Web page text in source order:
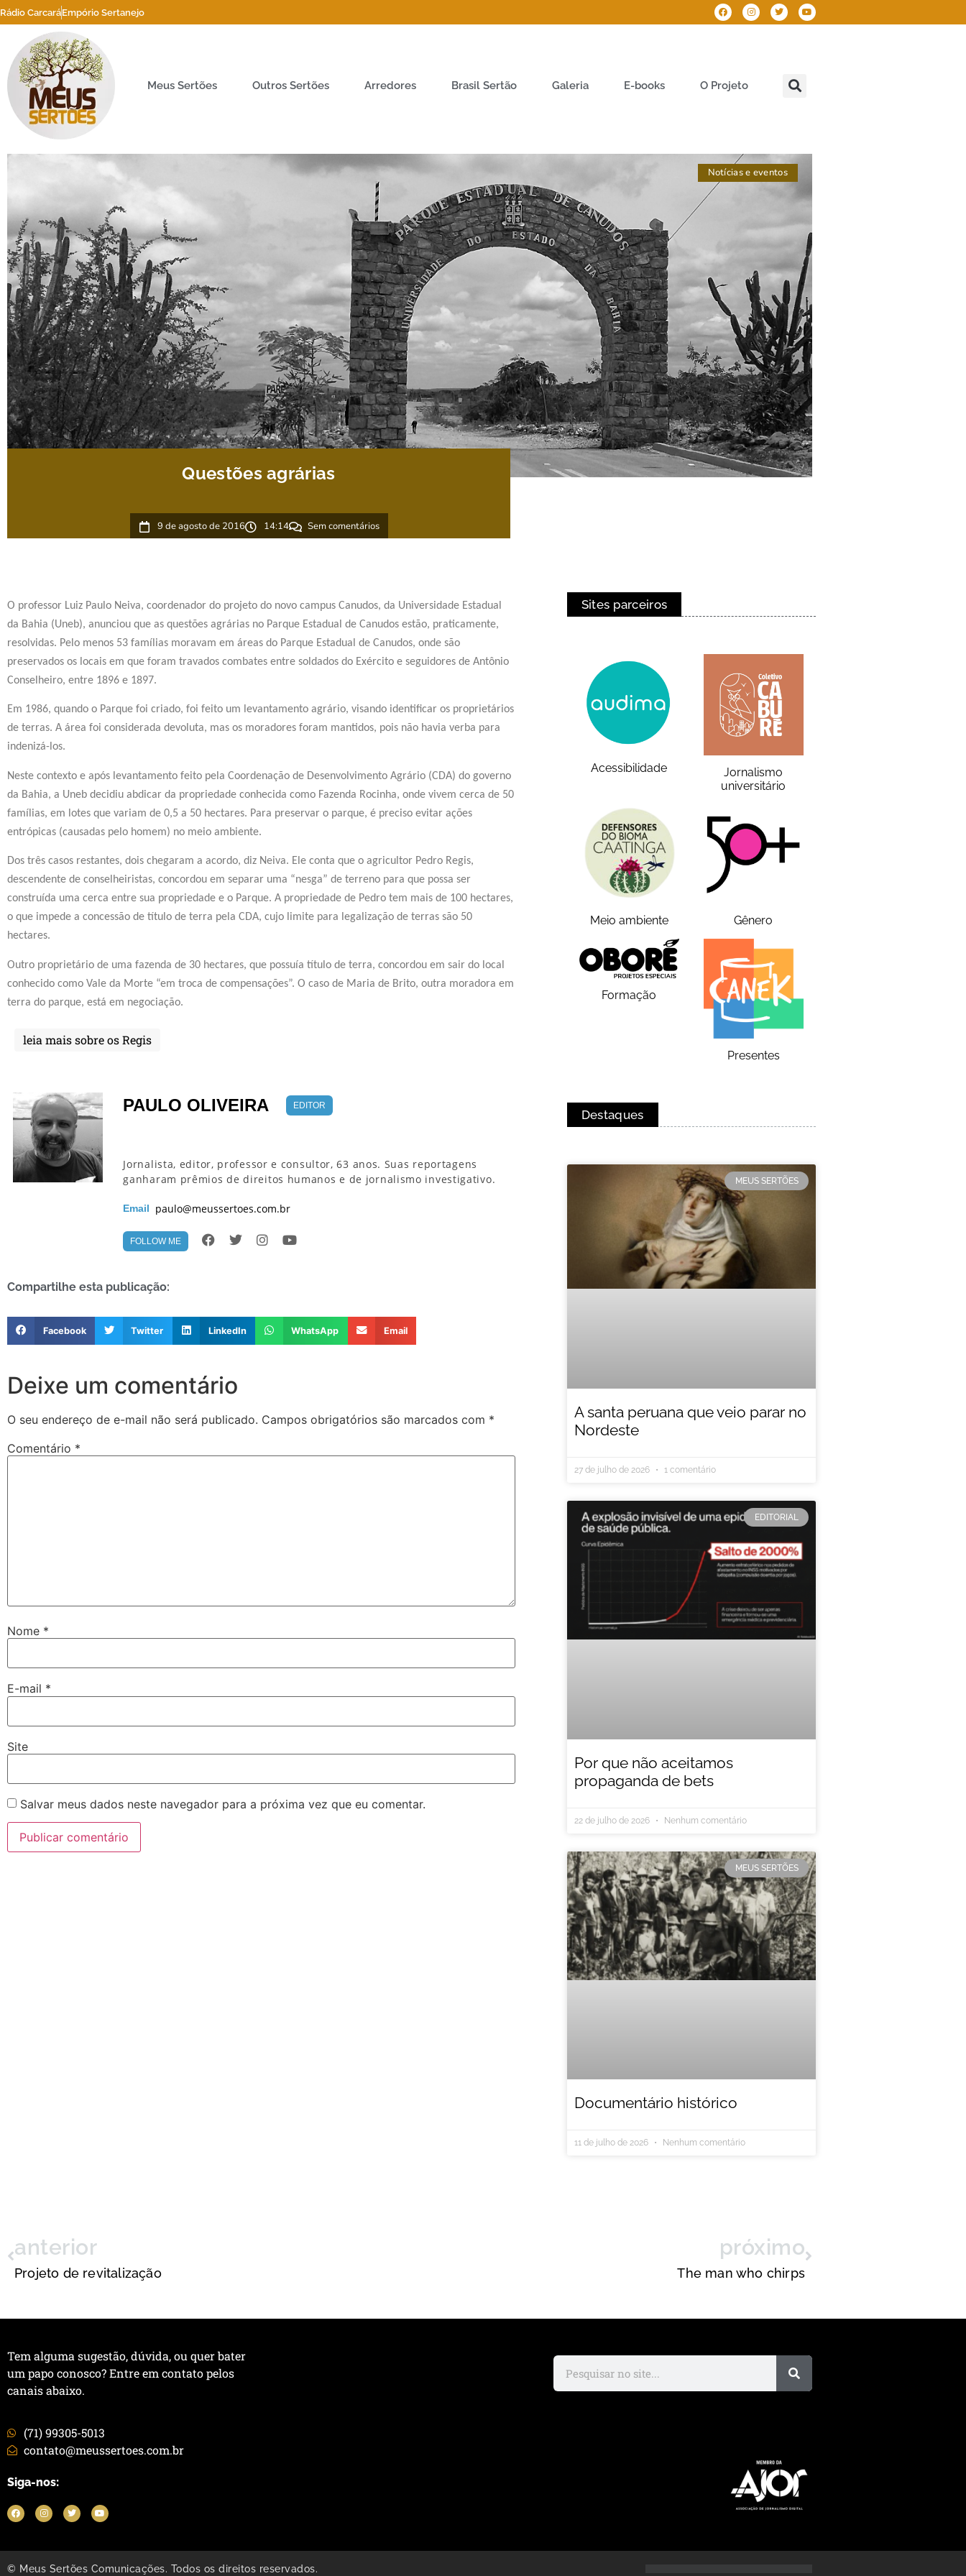
Rádio CarcaráEmpório Sertanejo
Meus Sertões Outros Sertões Arredores Brasil Sertão Galeria E-books O Projeto
Notícias e eventos
Questões agrárias
9 de agosto de 2016 14:14 Sem comentários
O professor Luiz Paulo Neiva, coordenador do projeto do novo campus Canudos, da Universidade Estadual
da Bahia (Uneb), anunciou que as questões agrárias no Parque Estadual de Canudos estão, praticamente,
resolvidas. Pelo menos 53 famílias moravam em áreas do Parque Estadual de Canudos, onde são
preservados os locais em que foram travados combates entre soldados do Exército e seguidores de Antônio
Conselheiro, entre 1896 e 1897.
Em 1986, quando o Parque foi criado, foi feito um levantamento agrário, visando identificar os proprietários
de terras. A área foi considerada devoluta, mas os moradores foram mantidos, pois não havia verba para
indenizá-los.
Neste contexto e após levantamento feito pela Coordenação de Desenvolvimento Agrário (CDA) do governo
da Bahia, a Uneb decidiu abdicar da propriedade conhecida como Fazenda Rocinha, onde vivem cerca de 50
famílias, em lotes que variam de 0,5 a 50 hectares. Para preservar o parque, é preciso evitar ações
entrópicas (causadas pelo homem) no meio ambiente.
Dos três casos restantes, dois chegaram a acordo, diz Neiva. Ele conta que o agricultor Pedro Regis,
descendente de conselheiristas, concordou em separar uma “nesga” de terreno para que possa ser
construída uma cerca entre sua propriedade e o Parque. A propriedade de Pedro tem mais de 100 hectares,
o que impede a concessão de título de terra pela CDA, cujo limite para legalização de terras são 50
hectares.
Outro proprietário de uma fazenda de 30 hectares, que possuía título de terra, concordou em sair do local
conhecido como Vale da Morte “em troca de compensações”. O caso de Maria de Brito, outra moradora em
terra do parque, está em negociação.
leia mais sobre os Regis
PAULO OLIVEIRA EDITOR
Jornalista, editor, professor e consultor, 63 anos. Suas reportagens
ganharam prêmios de direitos humanos e de jornalismo investigativo.
Email paulo@meussertoes.com.br
FOLLOW ME
Compartilhe esta publicação:
Facebook Twitter LinkedIn WhatsApp Email
Deixe um comentário
O seu endereço de e-mail não será publicado. Campos obrigatórios são marcados com *
Comentário *
Nome *
E-mail *
Site
Salvar meus dados neste navegador para a próxima vez que eu comentar.
Sites parceiros
Acessibilidade
Jornalismo
universitário
Meio ambiente Gênero
Formação
Presentes
Destaques
MEUS SERTÕES
A santa peruana que veio parar no
Nordeste
27 de julho de 2026 1 comentário
EDITORIAL
Por que não aceitamos
propaganda de bets
22 de julho de 2026 Nenhum comentário
MEUS SERTÕES
Documentário histórico
11 de julho de 2026 Nenhum comentário
anterior
Projeto de revitalização
próximo
The man who chirps
Tem alguma sugestão, dúvida, ou quer bater
um papo conosco? Entre em contato pelos
canais abaixo.
(71) 99305-5013
contato@meussertoes.com.br
Siga-nos:
© Meus Sertões Comunicações. Todos os direitos reservados.